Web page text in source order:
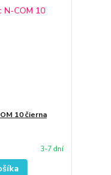
10 čierna
3-7 dní